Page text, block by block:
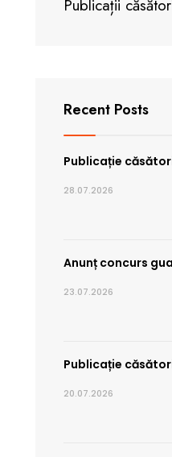
Publicații
Recent Posts
Publicație
28.07.2026
Anunț concurs
23.07.2026
Publicație
20.07.2026